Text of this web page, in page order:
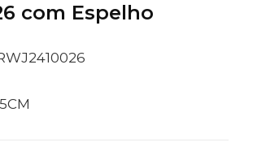
com Espelho